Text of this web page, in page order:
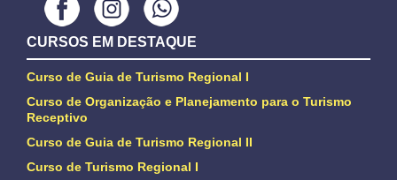
CURSOS EM DESTAQUE
Curso de Guia de Turismo Regional I
Curso de Organização e Planejamento para o Turismo
Receptivo
Curso de Guia de Turismo Regional II
Curso de Turismo Regional I